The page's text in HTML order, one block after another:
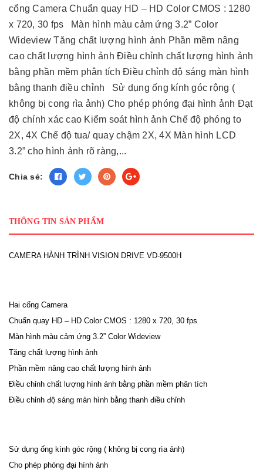
cổng Camera Chuẩn quay HD – HD Color CMOS : 1280
x 720, 30 fps Màn hình màu cảm ứng 3.2” Color
Wideview Tăng chất lượng hình ảnh Phần mềm nâng
cao chất lượng hình ảnh Điều chỉnh chất lượng hình ảnh
bằng phần mềm phân tích Điều chỉnh độ sáng màn hình
bằng thanh điều chỉnh Sử dụng ống kính góc rộng (
không bị cong rìa ảnh) Cho phép phóng đại hình ảnh Đạt
độ chính xác cao Kiểm soát hình ảnh Chế độ phóng to
2X, 4X Chế độ tua/ quay chậm 2X, 4X Màn hình LCD
3.2” cho hình ảnh rõ ràng,...
Chia sẻ:
THÔNG TIN SẢN PHẨM
CAMERA HÀNH TRÌNH VISION DRIVE VD-9500H
Hai cổng Camera
Chuẩn quay HD – HD Color CMOS : 1280 x 720, 30 fps
Màn hình màu cảm ứng 3.2” Color Wideview
Tăng chất lượng hình ảnh
Phần mềm nâng cao chất lượng hình ảnh
Điều chỉnh chất lượng hình ảnh bằng phần mềm phân tích
Điều chỉnh độ sáng màn hình bằng thanh điều chỉnh
Sử dụng ống kính góc rộng ( không bị cong rìa ảnh)
Cho phép phóng đại hình ảnh